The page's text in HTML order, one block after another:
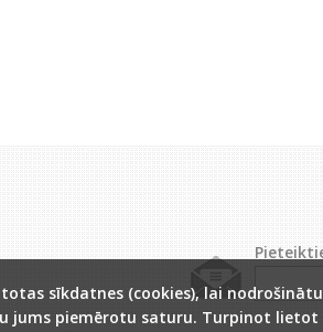
sīkdatnes (cookies), lai
jums piemērotu saturu. Turpinot lietot